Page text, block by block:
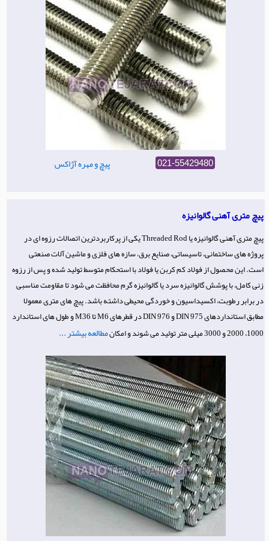
پیچ و مهره آژاکس 021-55429480
پیچ متری آهنی گالوانیزه
پیچ متری آهنی گالوانیزه یا Threaded Rod یکی از پرکاربردترین اتصالات رزوه ای در
پروژه های ساختمانی، تاسیساتی، صنایع برق، سازه های فلزی و ماشین آلات صنعتی
است. این محصول از فولاد کم کربن یا فولاد با استحکام متوسط تولید شده و پس از رزوه
زنی کامل، با پوشش گالوانیزه سرد یا گالوانیزه گرم محافظت می شود تا مقاومت مناسبی
در برابر رطوبت، اکسیداسیون و خوردگی محیطی داشته باشد. پیچ های متری معمولا
مطابق استانداردهای DIN 975 و DIN 976 در قطرهای M6 تا M36 و طول های استاندارد
1000، 2000 و 3000 میلی متر تولید می شوند و امکان
مطالعه بیشتر ...